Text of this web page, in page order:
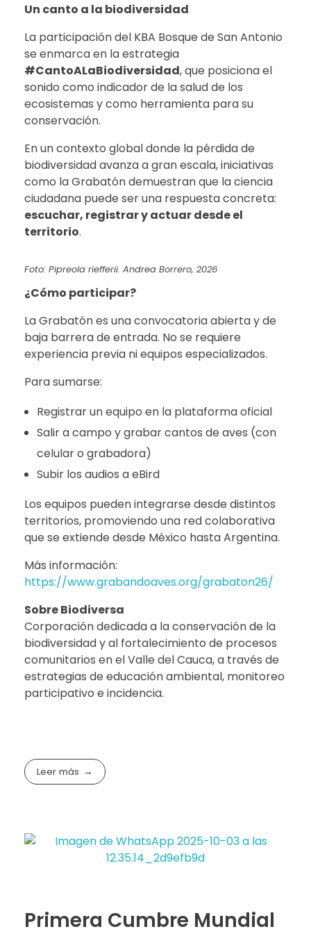
Un canto a la biodiversidad
La participación del KBA Bosque de San Antonio
se enmarca en la estrategia
#CantoALaBiodiversidad, que posiciona el
sonido como indicador de la salud de los
ecosistemas y como herramienta para su
conservación.
En un contexto global donde la pérdida de
biodiversidad avanza a gran escala, iniciativas
como la Grabatón demuestran que la ciencia
ciudadana puede ser una respuesta concreta:
escuchar, registrar y actuar desde el
territorio.
Foto: Pipreola riefferii. Andrea Borrero, 2026
¿Cómo participar?
La Grabatón es una convocatoria abierta y de
baja barrera de entrada. No se requiere
experiencia previa ni equipos especializados.
Para sumarse:
Registrar un equipo en la plataforma oficial
Salir a campo y grabar cantos de aves (con
celular o grabadora)
Subir los audios a eBird
Los equipos pueden integrarse desde distintos
territorios, promoviendo una red colaborativa
que se extiende desde México hasta Argentina.
Más información:
https://www.grabandoaves.org/grabaton26/
Sobre Biodiversa
Corporación dedicada a la conservación de la
biodiversidad y al fortalecimiento de procesos
comunitarios en el Valle del Cauca, a través de
estrategias de educación ambiental, monitoreo
participativo e incidencia.
Leer más
Primera Cumbre Mundial